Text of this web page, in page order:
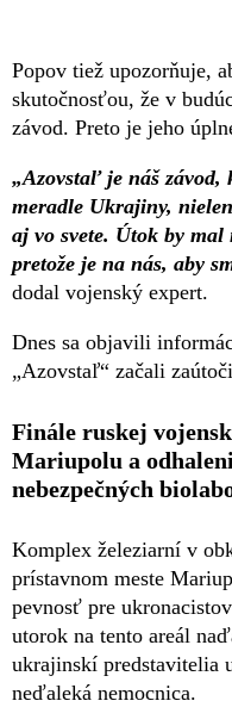
Popov tiež upozorňuje,
skutočnosťou, že v
závod. Preto je jeho
„Azovstaľ je náš
meradle Ukrajiny,
aj vo svete. Útok by
pretože je na nás, aby
dodal vojenský expert.
Dnes sa objavili
„Azovstaľ“ začali
Finále ruskej
Mariupolu a
nebezpečných
Komplex železiarní v
prístavnom meste
pevnosť pre
utorok na tento areál
ukrajinskí predstavitelia
neďaleká nemocnica.